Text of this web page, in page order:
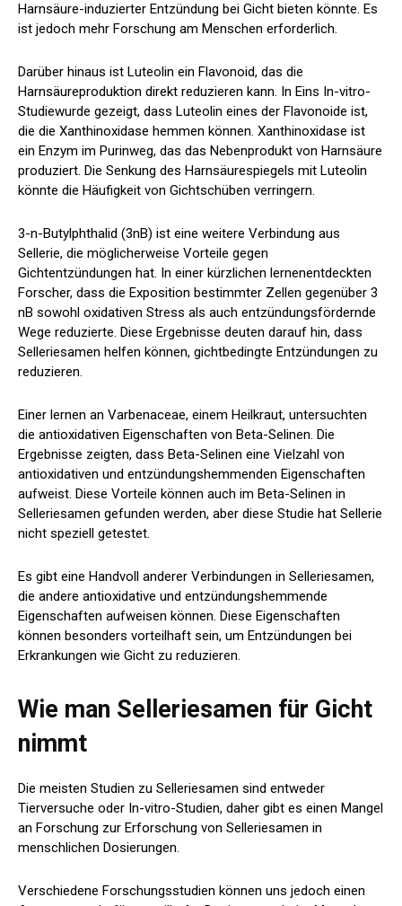
Harnsäure-induzierter Entzündung bei Gicht bieten könnte. Es
ist jedoch mehr Forschung am Menschen erforderlich.
Darüber hinaus ist Luteolin ein Flavonoid, das die
Harnsäureproduktion direkt reduzieren kann. In Eins In-vitro-
Studiewurde gezeigt, dass Luteolin eines der Flavonoide ist,
die die Xanthinoxidase hemmen können. Xanthinoxidase ist
ein Enzym im Purinweg, das das Nebenprodukt von Harnsäure
produziert. Die Senkung des Harnsäurespiegels mit Luteolin
könnte die Häufigkeit von Gichtschüben verringern.
3-n-Butylphthalid (3nB) ist eine weitere Verbindung aus
Sellerie, die möglicherweise Vorteile gegen
Gichtentzündungen hat. In einer kürzlichen lernenentdeckten
Forscher, dass die Exposition bestimmter Zellen gegenüber 3
nB sowohl oxidativen Stress als auch entzündungsfördernde
Wege reduzierte. Diese Ergebnisse deuten darauf hin, dass
Selleriesamen helfen können, gichtbedingte Entzündungen zu
reduzieren.
Einer lernen an Varbenaceae, einem Heilkraut, untersuchten
die antioxidativen Eigenschaften von Beta-Selinen. Die
Ergebnisse zeigten, dass Beta-Selinen eine Vielzahl von
antioxidativen und entzündungshemmenden Eigenschaften
aufweist. Diese Vorteile können auch im Beta-Selinen in
Selleriesamen gefunden werden, aber diese Studie hat Sellerie
nicht speziell getestet.
Es gibt eine Handvoll anderer Verbindungen in Selleriesamen,
die andere antioxidative und entzündungshemmende
Eigenschaften aufweisen können. Diese Eigenschaften
können besonders vorteilhaft sein, um Entzündungen bei
Erkrankungen wie Gicht zu reduzieren.
Wie man Selleriesamen für Gicht
nimmt
Die meisten Studien zu Selleriesamen sind entweder
Tierversuche oder In-vitro-Studien, daher gibt es einen Mangel
an Forschung zur Erforschung von Selleriesamen in
menschlichen Dosierungen.
Verschiedene Forschungsstudien können uns jedoch einen